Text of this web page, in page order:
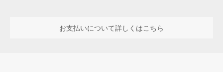
お支払いについて詳しくはこちら